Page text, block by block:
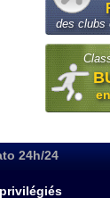
des clubs
24h/24